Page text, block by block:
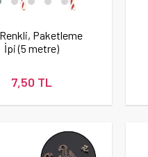
Paketleme
İpi (5 metre)
7,50 TL